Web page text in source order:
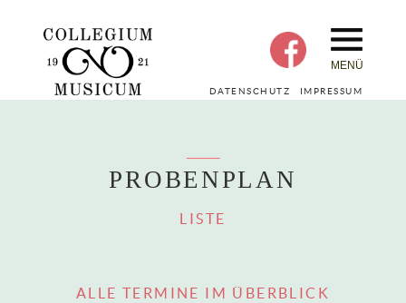
IMPRESSUM
DATENSCHUTZ
MENÜ
PROBENPLAN
LISTE
ALLE TERMINE IM ÜBERBLICK